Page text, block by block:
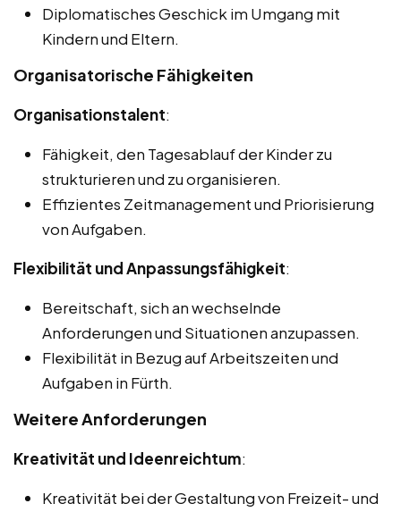
Diplomatisches Geschick im Umgang mit
Kindern und Eltern.
Organisatorische Fähigkeiten
Organisationstalent:
Fähigkeit, den Tagesablauf der Kinder zu
strukturieren und zu organisieren.
Effizientes Zeitmanagement und Priorisierung
von Aufgaben.
Flexibilität und Anpassungsfähigkeit:
Bereitschaft, sich an wechselnde
Anforderungen und Situationen anzupassen.
Flexibilität in Bezug auf Arbeitszeiten und
Aufgaben in Fürth.
Weitere Anforderungen
Kreativität und Ideenreichtum:
Kreativität bei der Gestaltung von Freizeit- und